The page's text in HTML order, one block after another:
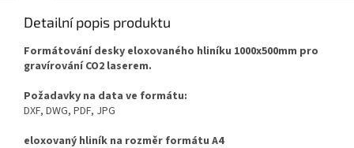
Detailní popis produktu
Formátování desky eloxovaného hliníku 1000x500mm pro
gravírování CO2 laserem.
Požadavky na data ve formátu:
DXF, DWG, PDF, JPG
eloxovaný hliník na rozměr formátu A4